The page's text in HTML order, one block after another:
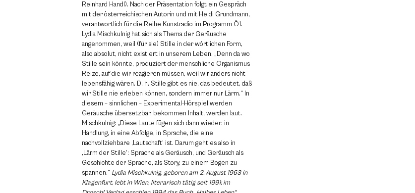
Reinhard Handl). Nach der Präsentation folgt ein Gespräch
mit der österreichischen Autorin und mit Heidi Grundmann,
verantwortlich für die Reihe Kunstradio im Programm Ö1.
Lydia Mischkulnig hat sich als Thema der Geräusche
angenommen, weil (für sie) Stille in der wörtlichen Form,
also absolut, nicht existiert in unserem Leben. „Denn da wo
Stille sein könnte, produziert der menschliche Organismus
Reize, auf die wir reagieren müssen, weil wir anders nicht
lebensfähig wären. D. h. Stille gibt es nie, das bedeutet, daß
wir Stille nie erleben können, sondern immer nur Lärm.“ In
diesem – sinnlichen – Experimental-Hörspiel werden
Geräusche übersetzbar, bekommen Inhalt, werden laut.
Mischkulnig: „Diese Laute fügen sich dann wieder: in
Handlung, in eine Abfolge, in Sprache, die eine
nachvollziehbare ‚Lautschaft‘ ist. Darum geht es also in
‚Lärm der Stille‘: Sprache als Geräusch, und Geräusch als
Geschichte der Sprache, als Story, zu einem Bogen zu
spannen.“ Lydia Mischkulnig, geboren am 2. August 1963 in
Klagenfurt, lebt in Wien, literarisch tätig seit 1991; im